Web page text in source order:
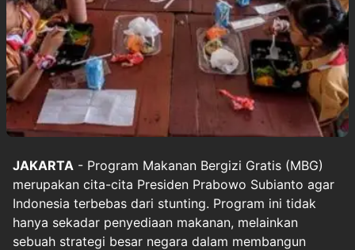
JAKARTA - Program Makanan Bergizi Gratis (MBG)
merupakan cita-cita Presiden Prabowo Subianto agar
Indonesia terbebas dari stunting. Program ini tidak
hanya sekadar penyediaan makanan, melainkan
sebuah strategi besar negara dalam membangun